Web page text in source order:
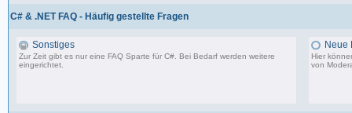
C# & .NET FAQ - Häufig gestellte Fragen
Sonstiges
Zur Zeit gibt es nur eine FAQ Sparte für C#. Bei Bedarf werden weitere
eingerichtet.
Neue
Hier
von